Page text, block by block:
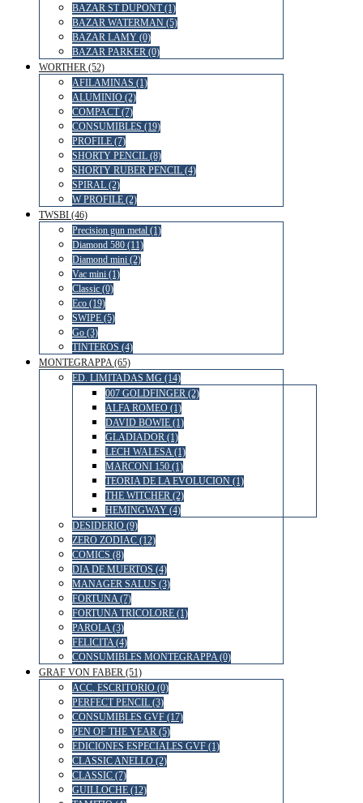
BAZAR ST DUPONT (1)
BAZAR WATERMAN (5)
BAZAR LAMY (0)
BAZAR PARKER (0)
WORTHER (52)
AFILAMINAS (1)
ALUMINIO (2)
COMPACT (7)
CONSUMIBLES (19)
PROFILE (7)
SHORTY PENCIL (8)
SHORTY RUBER PENCIL (4)
SPIRAL (2)
W PROFILE (2)
TWSBI (46)
Precision gun metal (1)
Diamond 580 (11)
Diamond mini (2)
Vac mini (1)
Classic (0)
Eco (19)
SWIPE (5)
Go (3)
TINTEROS (4)
MONTEGRAPPA (65)
ED. LIMITADAS MG (14)
007 GOLDFINGER (2)
ALFA ROMEO (1)
DAVID BOWIE (1)
GLADIADOR (1)
LECH WALESA (1)
MARCONI 150 (1)
TEORIA DE LA EVOLUCION (1)
THE WITCHER (2)
HEMINGWAY (4)
DESIDERIO (9)
ZERO ZODIAC (12)
COMICS (8)
DIA DE MUERTOS (4)
MANAGER SALUS (3)
FORTUNA (7)
FORTUNA TRICOLORE (1)
PAROLA (3)
FELICITA (4)
CONSUMIBLES MONTEGRAPPA (0)
GRAF VON FABER (51)
ACC. ESCRITORIO (0)
PERFECT PENCIL (3)
CONSUMIBLES GVF (17)
PEN OF THE YEAR (5)
EDICIONES ESPECIALES GVF (1)
CLASSIC ANELLO (2)
CLASSIC (7)
GUILLOCHE (12)